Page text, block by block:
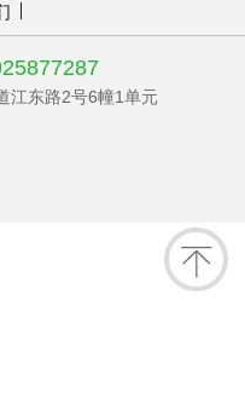
江东路2号6幢1单元